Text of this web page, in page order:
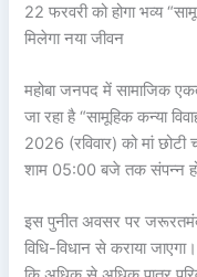
22 फरवरी को होगा भव्य
मिलेगा नया जीवन
महोबा जनपद में सामाजिक
जा रहा है “सामूहिक कन्या
2026 (रविवार) को मां
शाम 05:00 बजे तक संपन्न
इस पुनीत अवसर पर जरूरतमंद
विधि-विधान से कराया